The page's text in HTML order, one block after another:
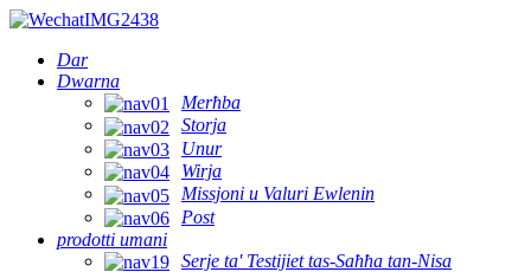
Dar
Dwarna
Merħba
Storja
Unur
Wirja
Missjoni u Valuri Ewlenin
Post
prodotti umani
Serje ta' Testijiet tas-Saħħa tan-Nisa